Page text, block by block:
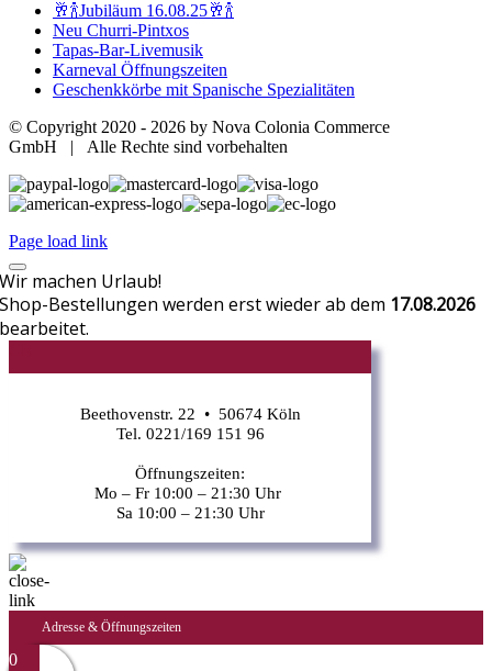
🥂🍾Jubiläum 16.08.25🥂🍾
Neu Churri-Pintxos
Tapas-Bar-Livemusik
Karneval Öffnungszeiten
Geschenkkörbe mit Spanische Spezialitäten
© Copyright 2020 - 2026 by Nova Colonia Commerce
GmbH | Alle Rechte sind vorbehalten
Page load link
Wir machen Urlaub!
Shop-Bestellungen werden erst wieder ab dem 17.08.2026
bearbeitet.
Beethovenstr. 22 • 50674 Köln
Tel. 0221/169 151 96
Öffnungszeiten:
Mo – Fr 10:00 – 21:30 Uhr
Sa 10:00 – 21:30 Uhr
Adresse & Öffnungszeiten
0